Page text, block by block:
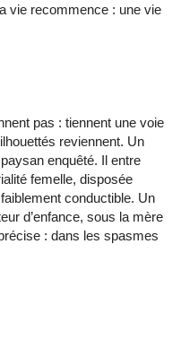
vie recommence : une vie
pas : tiennent une voie
reviennent. Un
enquêté. Il entre
femelle, disposée
conductible. Un
d’enfance, sous la mère
: dans les spasmes